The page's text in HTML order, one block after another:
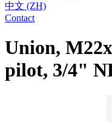
中文 (ZH)
Contact
Union,
pilot, 3/4"